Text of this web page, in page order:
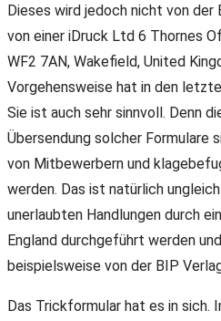
Dieses wird jedoch nicht von der
von einer iDruck Ltd 6 Thornes
WF2 7AN, Wakefield, United
Vorgehensweise hat in den
Sie ist auch sehr sinnvoll. Denn
Übersendung solcher Formulare
von Mitbewerbern und
werden. Das ist natürlich
unerlaubten Handlungen durch
England durchgeführt werden
beispielsweise von der BIP
Das Trickformular hat es in